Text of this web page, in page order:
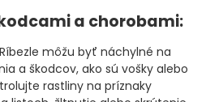
a chorobami:
Ríbezle môžu byť náchylné na
a škodcov, ako sú vošky alebo
rastliny na príznaky